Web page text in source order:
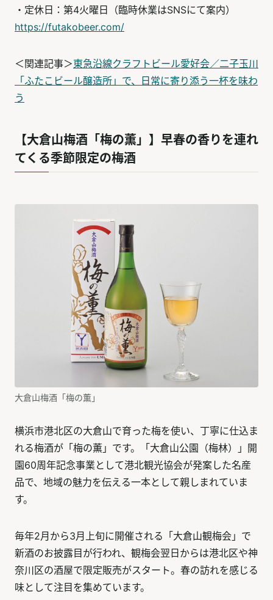
・定休日：第4火曜日（臨時休業はSNSにて案内）
https://futakobeer.com/
＜関連記事＞東急沿線クラフトビール愛好会／二子玉川
「ふたこビール醸造所」で、日常に寄り添う一杯を味わ
う​​​
【大倉山梅酒「梅の薫」】早春の香りを連れ
てくる季節限定の梅酒
大倉山梅酒「梅の薫」
横浜市港北区の大倉山で育った梅を使い、丁寧に仕込ま
れる梅酒が「梅の薫」です。「大倉山公園（梅林）」開
園60周年記念事業として港北観光協会が発案した名産
品で、地域の魅力を伝える一本として親しまれていま
す。
毎年2月から3月上旬に開催される「大倉山観梅会」で
新酒のお披露目が行われ、観梅会翌日からは港北区や神
奈川区の酒屋で限定販売がスタート。春の訪れを感じる
味として注目を集めています。